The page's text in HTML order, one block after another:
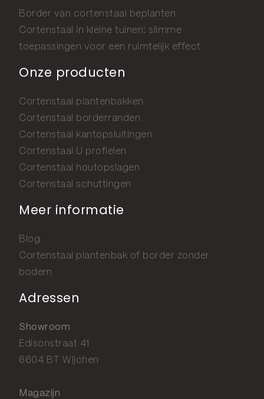
Border van cortenstaal beplanten
Cortenstaal in kleine tuinen: slimme
toepassingen voor een ruimtelijk effect
Onze producten
Cortenstaal plantenbakken
Cortenstaal borderranden
Cortenstaal kantopsluitingen
Cortenstaal U profielen
Cortenstaal houtopslagen
Cortenstaal schuttingen
Meer informatie
Blog
Cortenstaal plantenbak of border zonder
bodem
Adressen
Showroom
Edisonstraat 41
6604 BT Wijchen
Magazijn